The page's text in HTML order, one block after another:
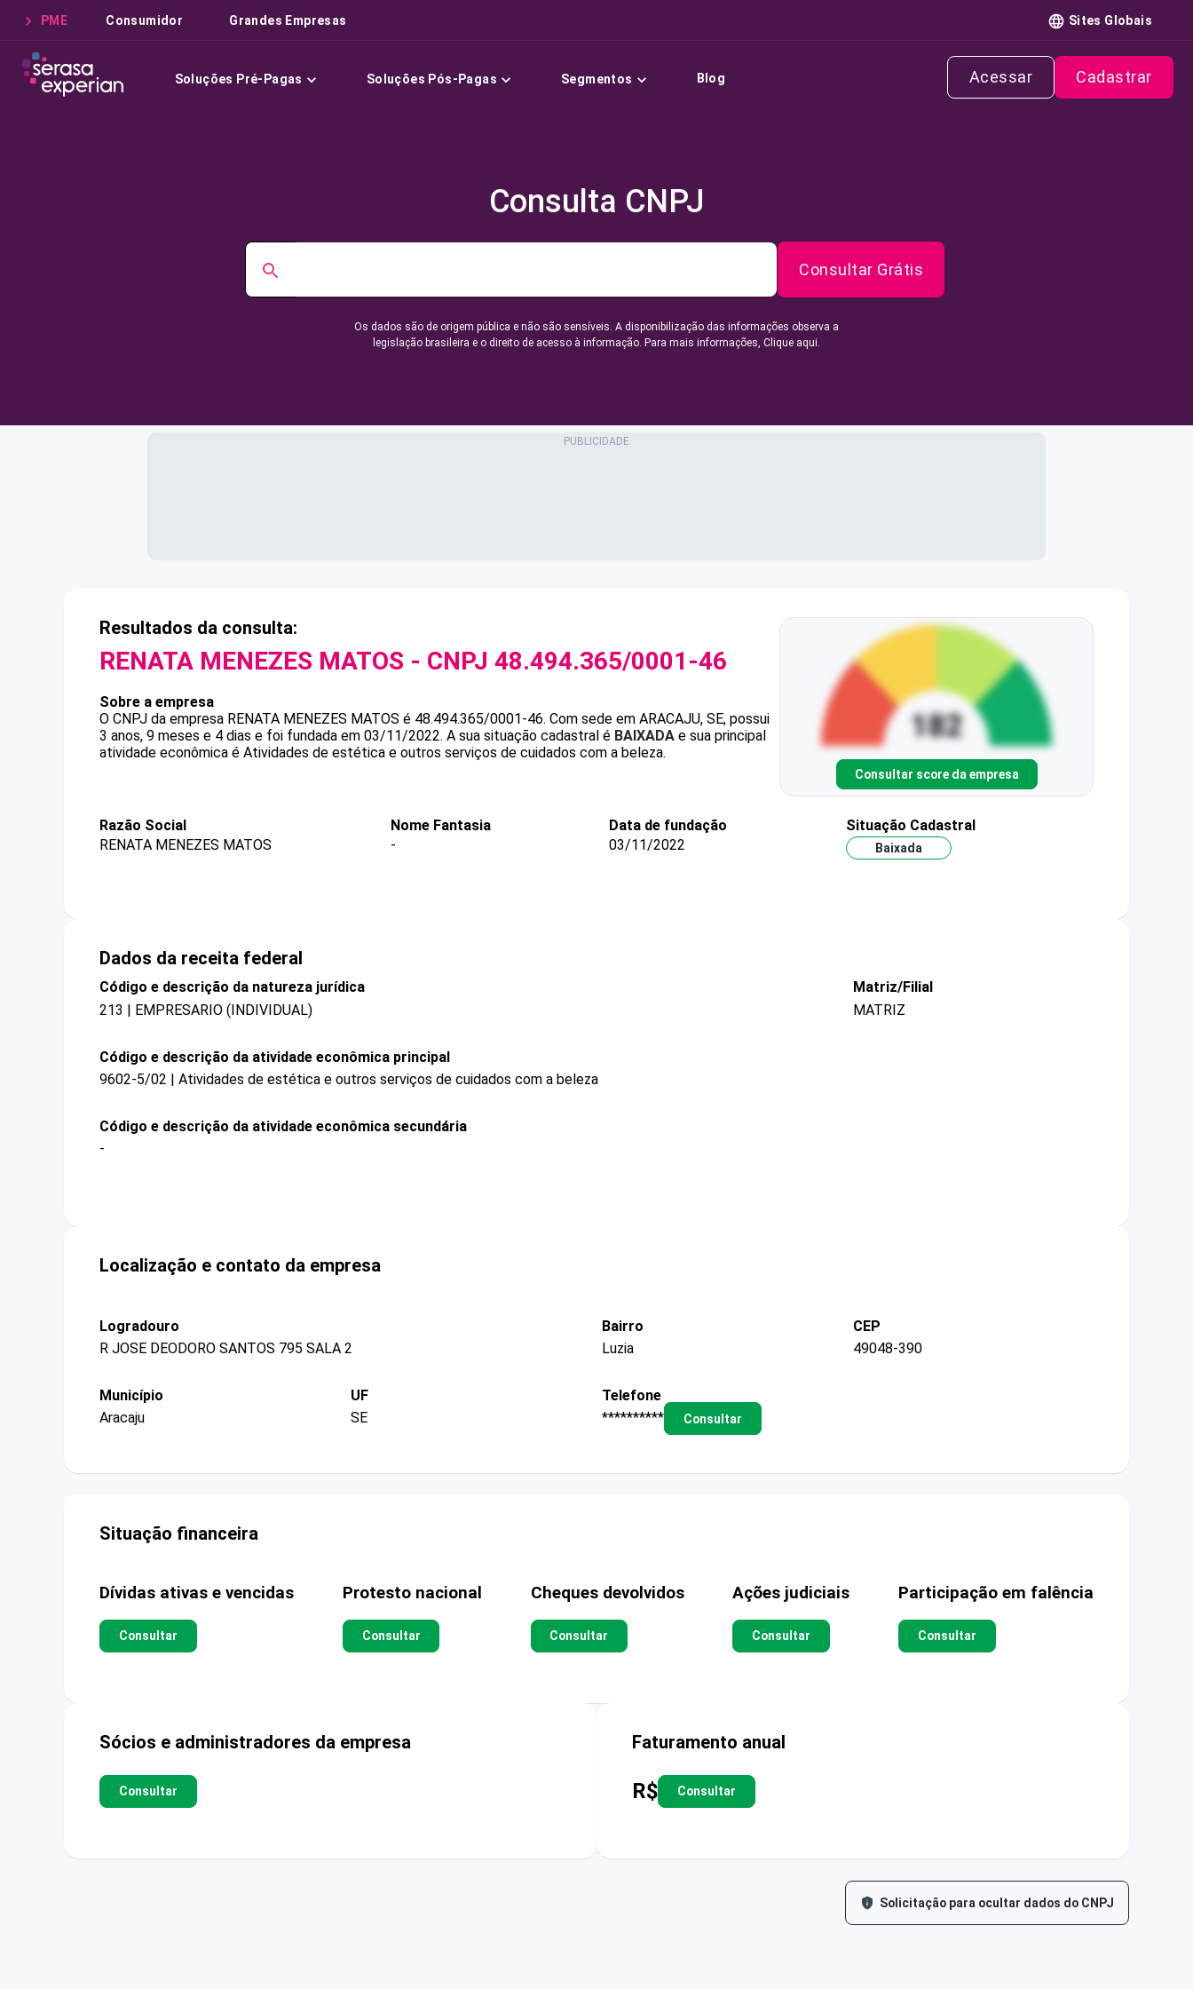
PME Consumidor Grandes Empresas Sites Globais
Soluções Pré-Pagas Soluções Pós-Pagas Segmentos Blog Acessar Cadastrar
Consulta CNPJ
Consultar Grátis
Os dados são de origem pública e não são sensíveis. A disponibilização das informações observa a
legislação brasileira e o direito de acesso à informação. Para mais informações, Clique aqui.
Resultados da consulta:
RENATA MENEZES MATOS - CNPJ 48.494.365/0001-46
Sobre a empresa
O CNPJ da empresa RENATA MENEZES MATOS é 48.494.365/0001-46. Com sede em ARACAJU, SE, possui
3 anos, 9 meses e 4 dias e foi fundada em 03/11/2022. A sua situação cadastral é BAIXADA e sua principal
atividade econômica é Atividades de estética e outros serviços de cuidados com a beleza.
Consultar score da empresa
Razão Social
RENATA MENEZES MATOS
Nome Fantasia
-
Data de fundação
03/11/2022
Situação Cadastral
Baixada
Dados da receita federal
Código e descrição da natureza jurídica
213 | EMPRESARIO (INDIVIDUAL)
Matriz/Filial
MATRIZ
Código e descrição da atividade econômica principal
9602-5/02 | Atividades de estética e outros serviços de cuidados com a beleza
Código e descrição da atividade econômica secundária
-
Localização e contato da empresa
Logradouro
R JOSE DEODORO SANTOS 795 SALA 2
Bairro
Luzia
CEP
49048-390
Município
Aracaju
UF
SE
Telefone
**********
Consultar
Situação financeira
Dívidas ativas e vencidas
Consultar
Protesto nacional
Consultar
Cheques devolvidos
Consultar
Ações judiciais
Consultar
Participação em falência
Consultar
Sócios e administradores da empresa
Consultar
Faturamento anual
R$ Consultar
Solicitação para ocultar dados do CNPJ